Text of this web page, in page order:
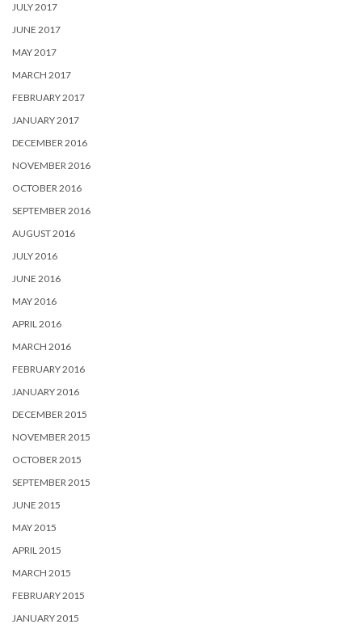
JULY 2017
JUNE 2017
MAY 2017
MARCH 2017
FEBRUARY 2017
JANUARY 2017
DECEMBER 2016
NOVEMBER 2016
OCTOBER 2016
SEPTEMBER 2016
AUGUST 2016
JULY 2016
JUNE 2016
MAY 2016
APRIL 2016
MARCH 2016
FEBRUARY 2016
JANUARY 2016
DECEMBER 2015
NOVEMBER 2015
OCTOBER 2015
SEPTEMBER 2015
JUNE 2015
MAY 2015
APRIL 2015
MARCH 2015
FEBRUARY 2015
JANUARY 2015